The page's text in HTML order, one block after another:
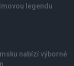
legendu
nabízí výborné